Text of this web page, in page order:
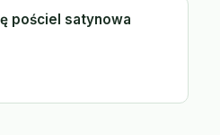
pościel satynowa